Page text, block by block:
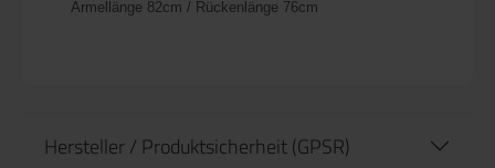
Ärmellänge 82cm / Rückenlänge 76cm
Hersteller / Produktsicherheit (GPSR)